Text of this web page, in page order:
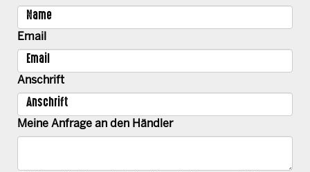
Email
Anschrift
Meine Anfrage an den Händler